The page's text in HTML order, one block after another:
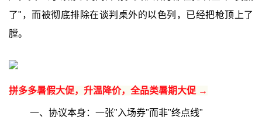
了"，而被彻底排除在谈判桌外的以色列，已经把枪顶上了
膛。
拼多多暑假大促，升温降价，全品类暑期大促 →
一、协议本身：一张"入场券"而非"终点线"